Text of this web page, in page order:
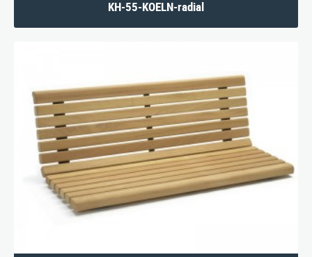
KH-55-KOELN-radial